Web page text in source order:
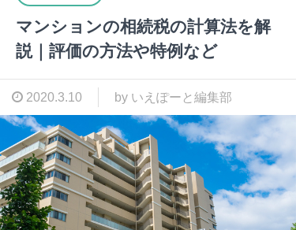
マンションの相続税の計算法を解
説｜評価の方法や特例など
2020.3.10 by いえぽーと編集部